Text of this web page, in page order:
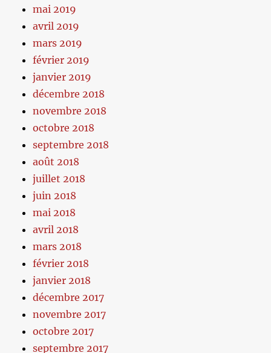
mai 2019
avril 2019
mars 2019
février 2019
janvier 2019
décembre 2018
novembre 2018
octobre 2018
septembre 2018
août 2018
juillet 2018
juin 2018
mai 2018
avril 2018
mars 2018
février 2018
janvier 2018
décembre 2017
novembre 2017
octobre 2017
septembre 2017